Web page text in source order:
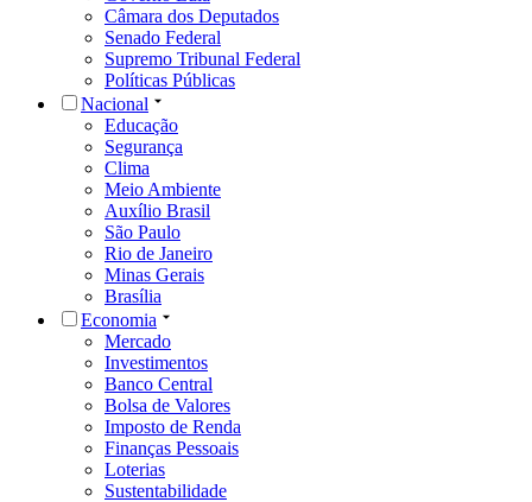
Câmara dos Deputados
Senado Federal
Supremo Tribunal Federal
Políticas Públicas
Nacional
Educação
Segurança
Clima
Meio Ambiente
Auxílio Brasil
São Paulo
Rio de Janeiro
Minas Gerais
Brasília
Economia
Mercado
Investimentos
Banco Central
Bolsa de Valores
Imposto de Renda
Finanças Pessoais
Loterias
Sustentabilidade